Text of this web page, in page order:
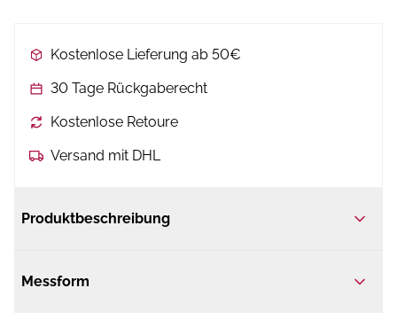
Kostenlose Lieferung ab 50€
30 Tage Rückgaberecht
Kostenlose Retoure
Versand mit DHL
Produktbeschreibung
Messform